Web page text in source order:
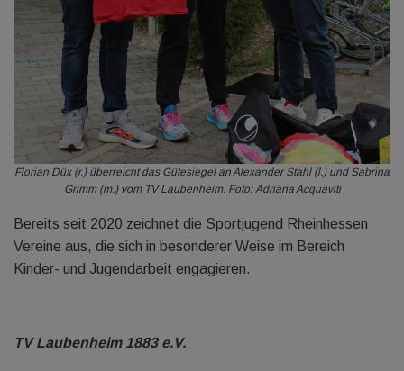
Florian Düx (r.) überreicht das Gütesiegel an Alexander Stahl (l.) und Sabrina
Grimm (m.) vom TV Laubenheim. Foto: Adriana Acquaviti
Bereits seit 2020 zeichnet die Sportjugend Rheinhessen
Vereine aus, die sich in besonderer Weise im Bereich
Kinder- und Jugendarbeit engagieren.
TV Laubenheim 1883 e.V.